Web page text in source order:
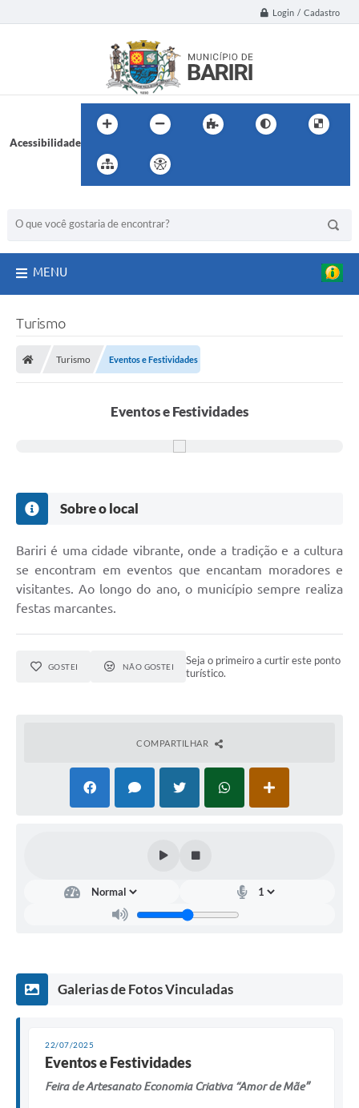
Login / Cadastro
Acessibilidade
MENU
Turismo
Turismo Eventos e Festividades
Eventos e Festividades
Sobre o local
Bariri é uma cidade vibrante, onde a tradição e a cultura
se encontram em eventos que encantam moradores e
visitantes. Ao longo do ano, o município sempre realiza
festas marcantes.
GOSTEI NÃO GOSTEI
Seja o primeiro a curtir este ponto
turístico.
COMPARTILHAR
Galerias de Fotos Vinculadas
22/07/2025
Eventos e Festividades
Feira de Artesanato Economia Criativa “Amor de Mãe”